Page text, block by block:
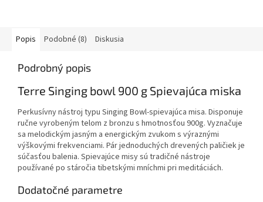
Popis Podobné (8) Diskusia
Podrobný popis
Terre Singing bowl 900 g Spievajúca miska
Perkusívny nástroj typu Singing Bowl-spievajúca misa. Disponuje
ručne vyrobeným telom z bronzu s hmotnosťou 900g. Vyznačuje
sa melodickým jasným a energickým zvukom s výraznými
výškovými frekvenciami. Pár jednoduchých drevených paličiek je
súčasťou balenia. Spievajúce misy sú tradičné nástroje
používané po stáročia tibetskými mníchmi pri meditáciách.
Dodatočné parametre